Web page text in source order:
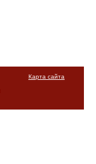
Карта сайта